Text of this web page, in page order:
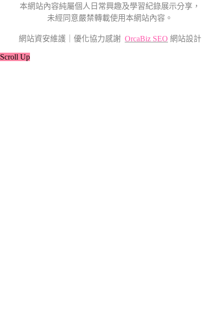
本網站內容純屬個人日常興趣及學習紀錄展示分享，
未經同意嚴禁轉載使用本網站內容。
網站資安維護｜優化協力感謝 OrcaBiz SEO 網站設計
Scroll Up